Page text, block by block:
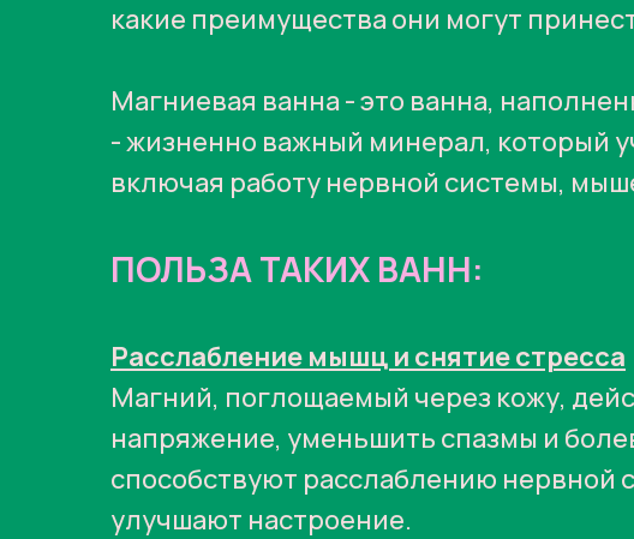
какие преимущества они могут
Магниевая ванна - это ванна,
- жизненно важный минерал, который
включая работу нервной системы,
ПОЛЬЗА ТАКИХ ВАНН:
Расслабление мышц и снятие стресса
Магний, поглощаемый через кожу,
напряжение, уменьшить спазмы и
способствуют расслаблению нервной
улучшают настроение.